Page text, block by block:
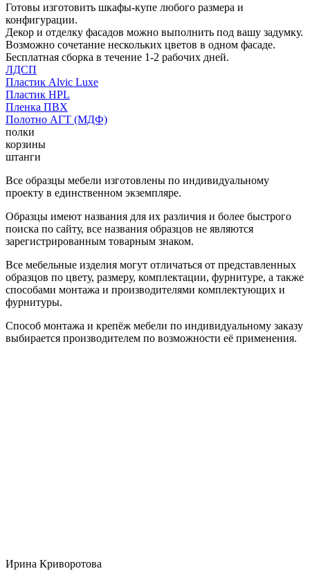
Готовы изготовить шкафы-купе любого размера и
конфигурации.
Декор и отделку фасадов можно выполнить под вашу задумку.
Возможно сочетание нескольких цветов в одном фасаде.
Бесплатная сборка в течение 1-2 рабочих дней.
ЛДСП
Пластик Alvic Luxe
Пластик HPL
Пленка ПВХ
Полотно АГТ (МДФ)
полки
корзины
штанги
Все образцы мебели изготовлены по индивидуальному
проекту в единственном экземпляре.
Образцы имеют названия для их различия и более быстрого
поиска по сайту, все названия образцов не являются
зарегистрированным товарным знаком.
Все мебельные изделия могут отличаться от представленных
образцов по цвету, размеру, комплектации, фурнитуре, а также
способами монтажа и производителями комплектующих и
фурнитуры.
Способ монтажа и крепёж мебели по индивидуальному заказу
выбирается производителем по возможности её применения.
Ирина Криворотова